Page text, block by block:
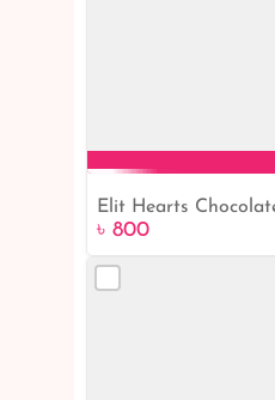
Elit Hearts
৳ 800